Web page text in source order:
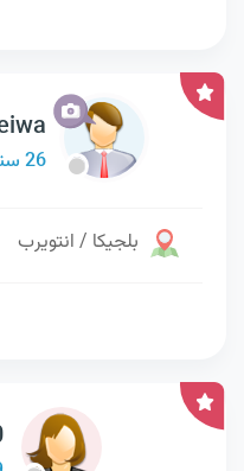
26 سنة من فلسطين
بلجيكا / انتويرب